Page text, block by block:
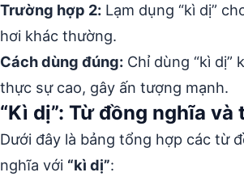
Trường hợp 2: Lạm dụng “kì dị”
hơi khác thường.
Cách dùng đúng: Chỉ dùng “kì dị”
thực sự cao, gây ấn tượng mạnh.
“Kì dị”: Từ đồng nghĩa và
Dưới đây là bảng tổng hợp các từ
nghĩa với “kì dị”: